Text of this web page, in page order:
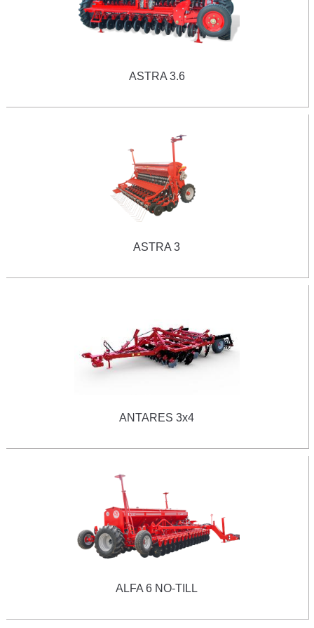
ASTRA 3.6
ASTRA 3
ANTARES 3х4
ALFA 6 NO-TILL